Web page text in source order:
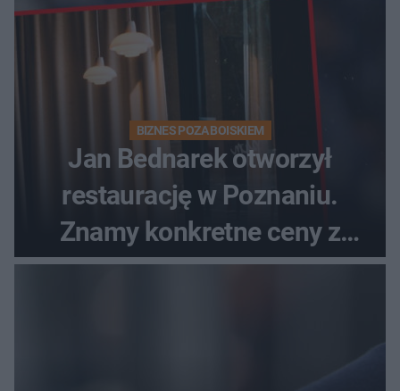
BIZNES POZA BOISKIEM
Jan Bednarek otworzył
restaurację w Poznaniu.
Znamy konkretne ceny z
menu